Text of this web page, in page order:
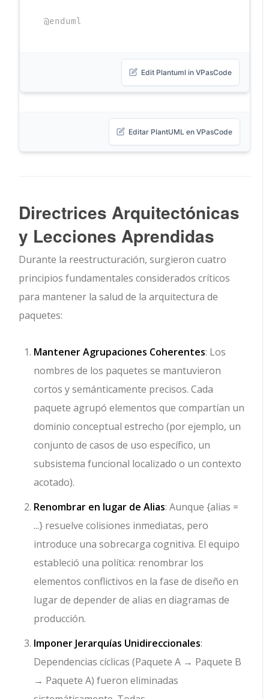
@enduml
Edit Plantuml in VPasCode
Editar PlantUML en VPasCode
Directrices Arquitectónicas
y Lecciones Aprendidas
Durante la reestructuración, surgieron cuatro
principios fundamentales considerados críticos
para mantener la salud de la arquitectura de
paquetes:
Mantener Agrupaciones Coherentes: Los
nombres de los paquetes se mantuvieron
cortos y semánticamente precisos. Cada
paquete agrupó elementos que compartían un
dominio conceptual estrecho (por ejemplo, un
conjunto de casos de uso específico, un
subsistema funcional localizado o un contexto
acotado).
Renombrar en lugar de Alias: Aunque{alias =
...} resuelve colisiones inmediatas, pero
introduce una sobrecarga cognitiva. El equipo
estableció una política: renombrar los
elementos conflictivos en la fase de diseño en
lugar de depender de alias en diagramas de
producción.
Imponer Jerarquías Unidireccionales:
Dependencias cíclicas (Paquete A → Paquete B
→ Paquete A) fueron eliminadas